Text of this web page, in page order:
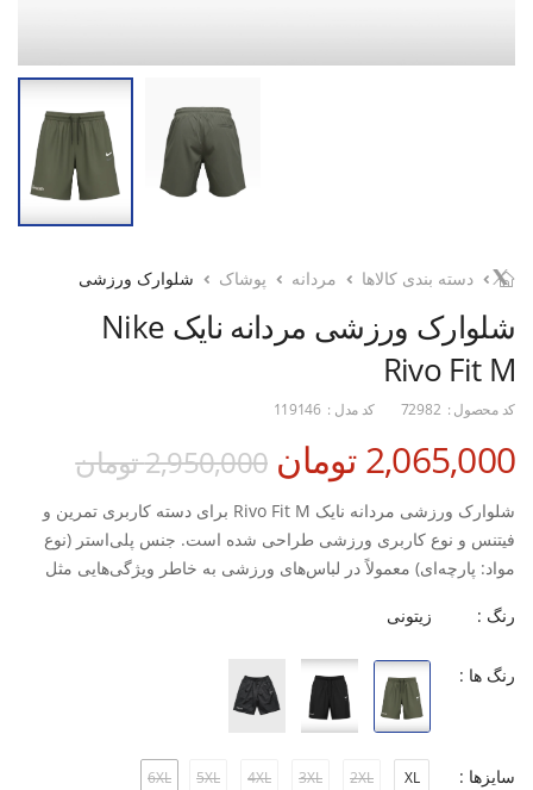
دسته بندی کالاها مردانه پوشاک شلوارک ورزشی
شلوارک ورزشی مردانه نایک Nike
Rivo Fit M
کد محصول : 72982 کد مدل : 119146
2,065,000 تومان 2,950,000 تومان
شلوارک ورزشی مردانه نایک Rivo Fit M برای دسته کاربری تمرین و
فیتنس و نوع کاربری ورزشی طراحی شده است. جنس پلی‌استر (نوع
مواد: پارچه‌ای) معمولاً در لباس‌های ورزشی به خاطر ویژگی‌هایی مثل
این شلوارک برای تمرینات باشگاهی، تمرینات هوازی و فعالیت‌هایی که
نیاز به لباس نیمه‌پوش و آزادانه دارند مناسب است
ویژگی‌های اصلی:
نوع کاربری: ورزشی
رنگ : زیتونی
رنگ ها :
سایزها : XL
2XL
3XL
4XL
5XL
6XL